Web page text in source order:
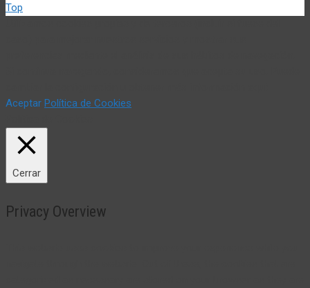
Top
Aceptar Política de Cookies
Cerrar
Privacy Overview